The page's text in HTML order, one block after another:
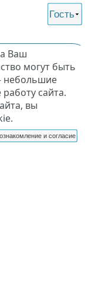
Гость
Ваш
могут быть
небольшие
сайта.
вы
и согласие